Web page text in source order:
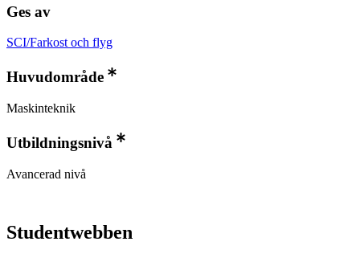
Ges av
SCI/Farkost och flyg
Huvudområde
Maskinteknik
Utbildningsnivå
Avancerad nivå
Studentwebben